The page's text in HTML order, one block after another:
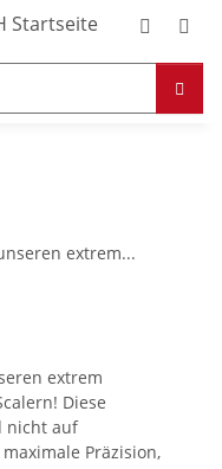
extrem
Diese
nicht auf
Präzision,